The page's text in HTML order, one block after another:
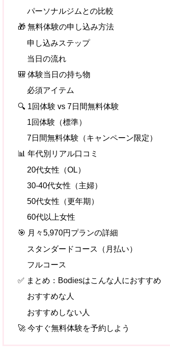
パーソナルジムとの比較
🎁 無料体験の申し込み方法
申し込みステップ
当日の流れ
🎒 体験当日の持ち物
必須アイテム
🔍 1回体験 vs 7日間無料体験
1回体験（標準）
7日間無料体験（キャンペーン限定）
📊 年代別リアル口コミ
20代女性（OL）
30-40代女性（主婦）
50代女性（更年期）
60代以上女性
🎯 月々5,970円プランの詳細
スタンダードコース（月払い）
フルコース
✅ まとめ：Bodiesはこんな人におすすめ
おすすめな人
おすすめしない人
🚀 今すぐ無料体験を予約しよう